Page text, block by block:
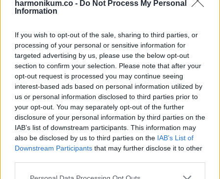
harmonikum.co - Do Not Process My Personal
Information
If you wish to opt-out of the sale, sharing to third parties, or
processing of your personal or sensitive information for
targeted advertising by us, please use the below opt-out
section to confirm your selection. Please note that after your
opt-out request is processed you may continue seeing
interest-based ads based on personal information utilized by
us or personal information disclosed to third parties prior to
your opt-out. You may separately opt-out of the further
disclosure of your personal information by third parties on the
IAB’s list of downstream participants. This information may
also be disclosed by us to third parties on the IAB’s List of
Downstream Participants that may further disclose it to other
Please note that this website/app uses one or more Google
látogatóinak viselkedésének figyeléséhez, statisztikák
Analytics és a Google AdSense programokat használja.
Az említett programok a felhasználó számítógépén ún.
cookie-kat (sütiket) helyeznek el, melyek adatokat gyűjtenek
a felhasználóiról. A harmonikum.co weboldalra látogatók
engedélyezik a harmonikum.co részére a Google Analytics
és Google AdSense programok használatát, egyben
hozzájárulnak felhasználói viselkedésük figyeléséhez,
követéséhez és a programok által nyújtott minden
szolgáltatás igénybe vételéhez a harmonikum.co részére.
Mindezek mellett a felhasználónak lehetősége van bármikor